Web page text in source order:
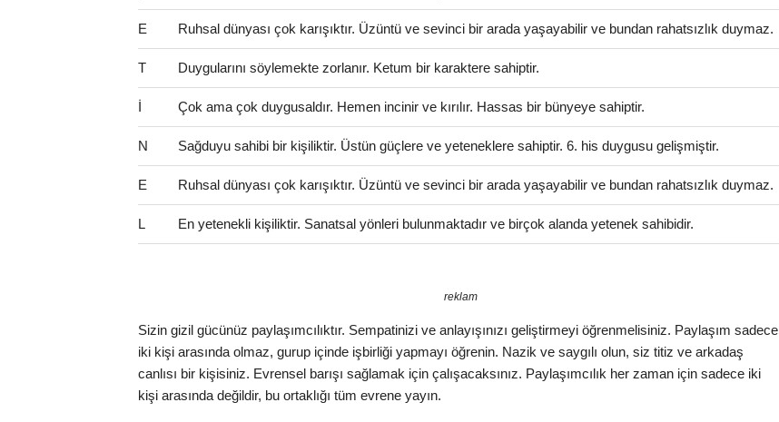
E Ruhsal dünyası çok karışıktır. Üzüntü ve sevinci bir arada yaşayabilir ve bundan rahatsızlık duymaz.
T Duygularını söylemekte zorlanır. Ketum bir karaktere sahiptir.
İ Çok ama çok duygusaldır. Hemen incinir ve kırılır. Hassas bir bünyeye sahiptir.
N Sağduyu sahibi bir kişiliktir. Üstün güçlere ve yeteneklere sahiptir. 6. his duygusu gelişmiştir.
E Ruhsal dünyası çok karışıktır. Üzüntü ve sevinci bir arada yaşayabilir ve bundan rahatsızlık duymaz.
L En yetenekli kişiliktir. Sanatsal yönleri bulunmaktadır ve birçok alanda yetenek sahibidir.
reklam
Sizin gizil gücünüz paylaşımcılıktır. Sempatinizi ve anlayışınızı geliştirmeyi öğrenmelisiniz. Paylaşım sadece
iki kişi arasında olmaz, gurup içinde işbirliği yapmayı öğrenin. Nazik ve saygılı olun, siz titiz ve arkadaş
canlısı bir kişisiniz. Evrensel barışı sağlamak için çalışacaksınız. Paylaşımcılık her zaman için sadece iki
kişi arasında değildir, bu ortaklığı tüm evrene yayın.